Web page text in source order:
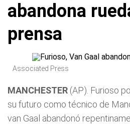
abandona
prensa
Associated Press
MANCHESTER (AP). Furioso
su futuro como técnico de
van Gaal abandonó